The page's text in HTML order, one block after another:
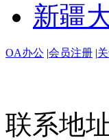
新疆
OA办公 |会员注册 |
联系地